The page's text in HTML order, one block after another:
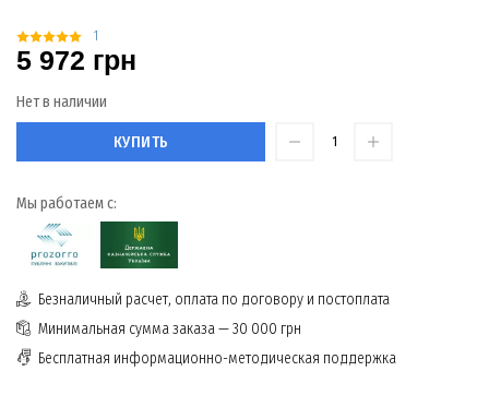
1
5 972 грн
Нет в наличии
КУПИТЬ
Мы работаем с:
Безналичный расчет, оплата по договору и постоплата
Минимальная сумма заказа — 30 000 грн
Бесплатная информационно-методическая поддержка